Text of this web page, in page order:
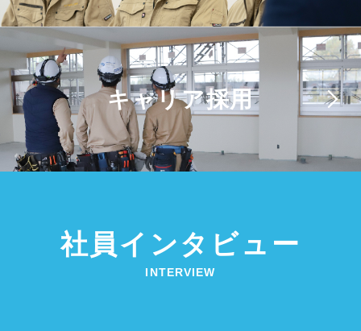
キャリア採用
社員インタビュー
INTERVIEW